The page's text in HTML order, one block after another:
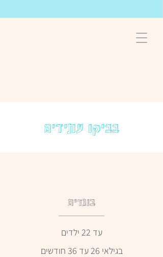
בביקו עתידים
בוגרים
עד 22 ילדים
בגילאי 26 עד 36 חודשים